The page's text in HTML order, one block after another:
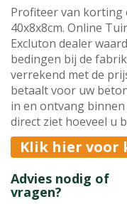
Profiteer van korting
40x8x8cm. Online
Excluton dealer
bedingen bij de
verrekend met de
betaalt voor uw
in en ontvang
direct ziet hoeveel u
Klik hier voor
Advies nodig of
vragen?